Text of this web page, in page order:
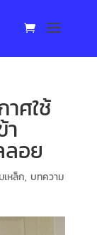
ศใช้
า
ลอย
เหล็ก, บทความ